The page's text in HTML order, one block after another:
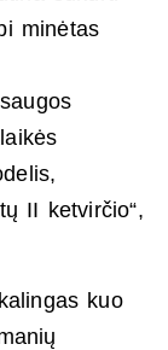
minėtas
II ketvirčio“,
kuo